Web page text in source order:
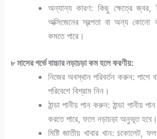
অন্যান্য কারণ: কিছু ক্ষেত্রে
অক্সিজেনের স্বল্পতা বা অন্য কোনো
কমতে পারে।
৮ মাসের গর্ভে বাচ্চার নড়াচড়া কম হলে করণীয়:
নিজের অবস্থান পরিবর্তন করুন: পাশে
পরিবেশে বিশ্রাম নিন।
ঠান্ডা পানীয় পান করুন: ঠান্ডা পানীয়
করতে পারে, ফলে নড়াচড়া অনুভূত হবে।
মিষ্টি জাতীয় খাবার খান: চকোলেট,